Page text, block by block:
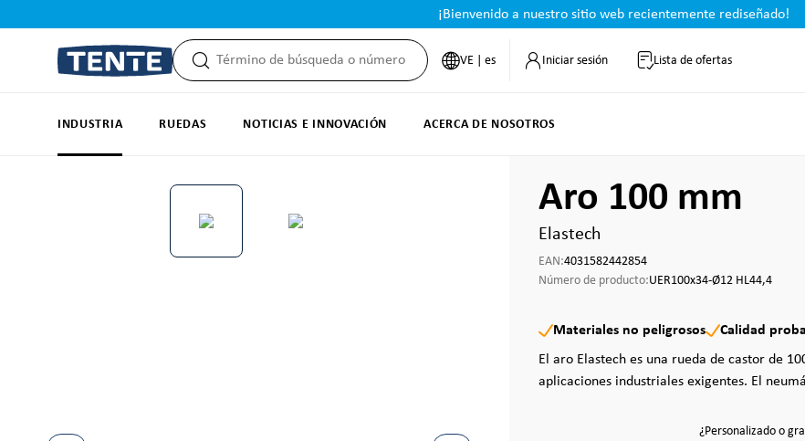
¡Bienvenido a nuestro sitio web recientemente rediseñado!
VE | es Iniciar sesión Lista de ofertas
INDUSTRIA RUEDAS NOTICIAS E INNOVACIÓN ACERCA DE NOSOTROS
Omitir galería de imágenes Aro 100 mm
Elastech
EAN:4031582442854
Número de producto:UER100x34-Ø12 HL44,4
Materiales no peligrosos Calidad
El aro Elastech es una rueda de castor de
aplicaciones industriales exigentes. El
¿Personalizado o